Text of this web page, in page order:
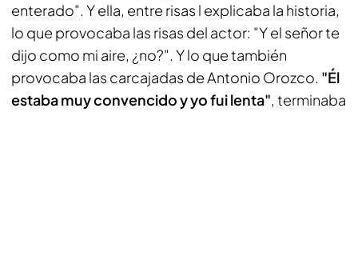
enterado". Y ella, entre risas l explicaba la historia,
lo que provocaba las risas del actor: "Y el señor te
dijo como mi aire, ¿no?". Y lo que también
provocaba las carcajadas de Antonio Orozco. "Él
estaba muy convencido y yo fui lenta", terminaba